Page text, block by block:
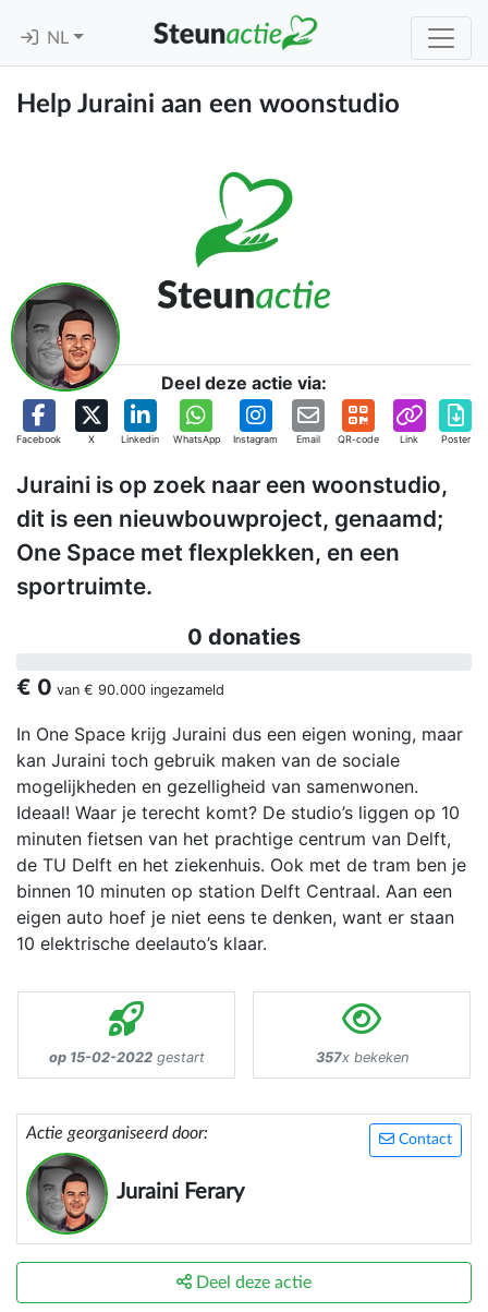
NL
Help Juraini aan een woonstudio
Deel deze actie via:
Facebook X Linkedin WhatsApp Instagram Email QR-code Link Poster
Juraini is op zoek naar een woonstudio,
dit is een nieuwbouwproject, genaamd;
One Space met flexplekken, en een
sportruimte.
0 donaties
€ 0 van € 90.000 ingezameld
In One Space krijg Juraini dus een eigen woning, maar
kan Juraini toch gebruik maken van de sociale
mogelijkheden en gezelligheid van samenwonen.
Ideaal! Waar je terecht komt? De studio’s liggen op 10
minuten fietsen van het prachtige centrum van Delft,
de TU Delft en het ziekenhuis. Ook met de tram ben je
binnen 10 minuten op station Delft Centraal. Aan een
eigen auto hoef je niet eens te denken, want er staan
10 elektrische deelauto’s klaar.
op 15-02-2022gestart 357x bekeken
Contact
Actie georganiseerd door:
Juraini Ferary
Deel deze actie